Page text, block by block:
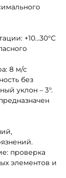
+10…30°C
8 м/с
без
уклон – 3°.
проверка
элементов и